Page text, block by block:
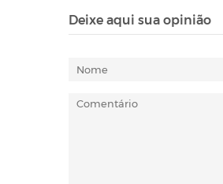
Deixe aqui sua opinião